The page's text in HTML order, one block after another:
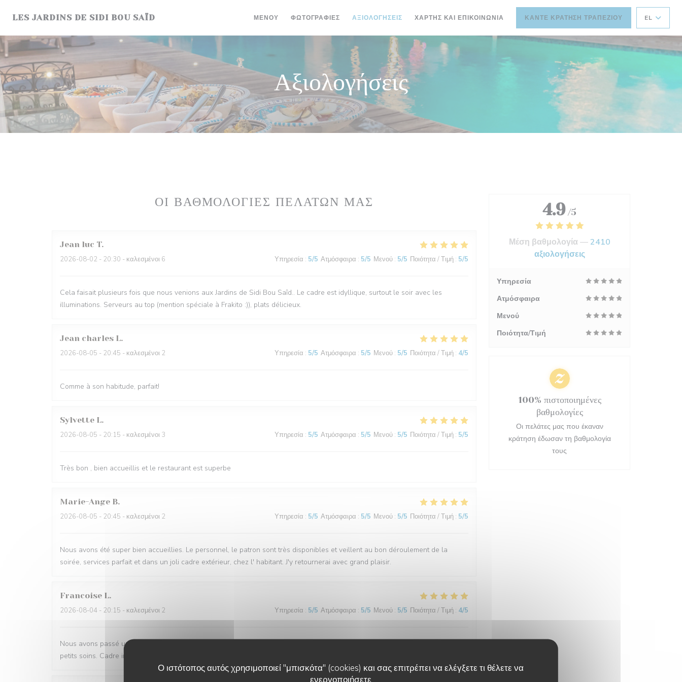
Ο ιστότοπος αυτός χρησιμοποιεί "μπισκότα" (cookies) και σας επιτρέπει να ελέγξετε τι θέλετε να
ενεργοποιήσετε
LES JARDINS DE SIDI BOU SAÏD ΜΕΝΟΎ ΦΩΤΟΓΡΑΦΊΕΣ ΑΞΙΟΛΟΓΉΣΕΙΣ ΧΆΡΤΗΣ ΚΑΙ ΕΠΙΚΟΙΝΩΝΊΑ ΚΆΝΤΕ ΚΡΆΤΗΣΗ ΤΡΑΠΕΖΙΟΎ EL
Αξιολογήσεις
ΟΙ ΒΑΘΜΟΛΟΓΊΕΣ ΠΕΛΑΤΏΝ ΜΑΣ
Jean luc T
2026-08-02 - 20:30 - καλεσμένοι 6 Υπηρεσία : 5/5 Ατμόσφαιρα : 5/5 Μενού : 5/5 Ποιότητα / Τιμή : 5/5
Cela faisait plusieurs fois que nous venions aux Jardins de Sidi Bou Saîd.. Le cadre est idyllique, surtout le soir avec les
illuminations. Serveurs au top (mention spéciale à Frakito :)), plats délicieux.
Jean charles L
2026-08-05 - 20:45 - καλεσμένοι 2 Υπηρεσία : 5/5 Ατμόσφαιρα : 5/5 Μενού : 5/5 Ποιότητα / Τιμή : 4/5
Comme à son habitude, parfait!
Sylvette L
2026-08-05 - 20:15 - καλεσμένοι 3 Υπηρεσία : 5/5 Ατμόσφαιρα : 5/5 Μενού : 5/5 Ποιότητα / Τιμή : 5/5
Très bon , bien accueillis et le restaurant est superbe
Marie-Ange B
2026-08-05 - 20:45 - καλεσμένοι 2 Υπηρεσία : 5/5 Ατμόσφαιρα : 5/5 Μενού : 5/5 Ποιότητα / Τιμή : 5/5
Nous avons été super bien accueillies. Le personnel, le patron sont très disponibles et veillent au bon déroulement de la
soirée, services parfait et dans un joli cadre extérieur, chez l' habitant. J'y retournerai avec grand plaisir.
Francoise L
2026-08-04 - 20:15 - καλεσμένοι 2 Υπηρεσία : 5/5 Ατμόσφαιρα : 5/5 Μενού : 5/5 Ποιότητα / Τιμή : 4/5
Nous avons passé une très belle soiree. Notre repas était fin , des produits frais et cuisinés avec délicatesse, l’Equipe à nos
petits soins. Cadre intimiste et agreable. Nous reviendrons !
4.9 /5
Μέση βαθμολογία —2410
αξιολογήσεις
Υπηρεσία
Ατμόσφαιρα
Μενού
Ποιότητα/Τιμή
100% πιστοποιημένες
βαθμολογίες
Οι πελάτες μας που έκαναν
κράτηση έδωσαν τη βαθμολογία
τους